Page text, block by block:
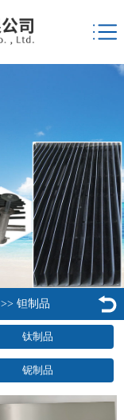
>> 钽制品
钛制品
铌制品